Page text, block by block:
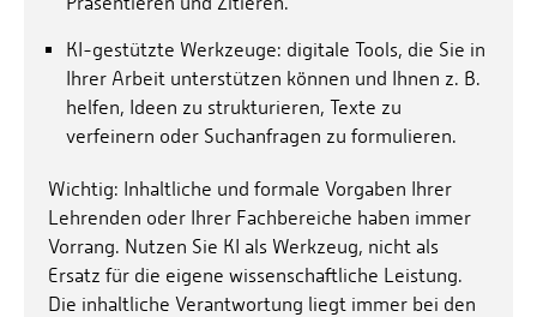
KI-gestützte Werkzeuge: digitale Tools, die Sie in
Ihrer Arbeit unterstützen können und Ihnen z. B.
helfen, Ideen zu strukturieren, Texte zu
verfeinern oder Suchanfragen zu formulieren.
Wichtig: Inhaltliche und formale Vorgaben Ihrer
Lehrenden oder Ihrer Fachbereiche haben immer
Vorrang. Nutzen Sie KI als Werkzeug, nicht als
Ersatz für die eigene wissenschaftliche Leistung.
Die inhaltliche Verantwortung liegt immer bei den